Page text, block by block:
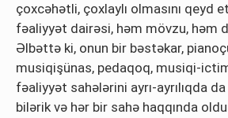
çoxcəhətli, çoxlaylı olmasını qeyd
fəaliyyət dairəsi, həm mövzu, həm
Əlbəttə ki, onun bir bəstəkar,
musiqişünas, pedaqoq, musiqi-
fəaliyyət sahələrini ayrı-ayrılıqda
bilərik və hər bir sahə haqqında